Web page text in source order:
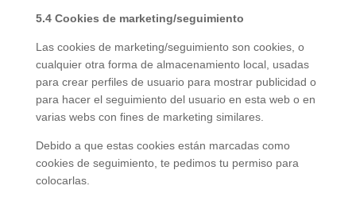
5.4 Cookies de marketing/seguimiento
Las cookies de marketing/seguimiento son cookies, o
cualquier otra forma de almacenamiento local, usadas
para crear perfiles de usuario para mostrar publicidad o
para hacer el seguimiento del usuario en esta web o en
varias webs con fines de marketing similares.
Debido a que estas cookies están marcadas como
cookies de seguimiento, te pedimos tu permiso para
colocarlas.